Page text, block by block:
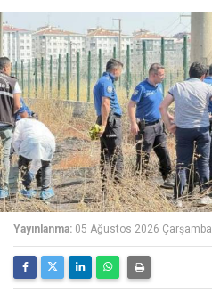
Yayınlanma: 05 Ağustos 2026